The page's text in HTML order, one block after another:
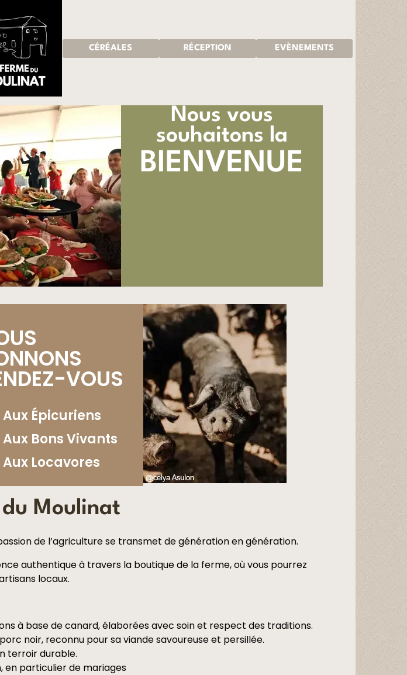
CÉRÉALES RÉCEPTION EVÈNEMENTS
Nous vous
souhaitons la
BIENVENUE
VOUS
Aux Épicuriens
Aux Bons Vivants
Aux Locavores
Moulinat
de l’agriculture se transmet de génération en génération.
authentique à travers la boutique de la ferme, où vous pourrez
locaux.
à base de canard, élaborées avec soin et respect des traditions.
noir, reconnu pour sa viande savoureuse et persillée.
terroir durable.
en particulier de mariages